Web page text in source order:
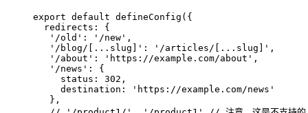
export default defineConfig ({
redirects: {
' /old ' : ' /new ' ,
' /blog/[...slug] ' : ' /articles/[...slug] ' ,
' /about ' : ' https://example.com/about ' ,
' /news ' : {
status: 302 ,
destination:
' https://example.com/news '
},